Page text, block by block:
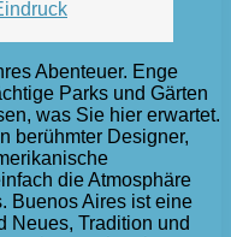
Abenteuer. Enge
Parks und Gärten
was Sie hier erwartet.
berühmter Designer,
die Atmosphäre
Buenos Aires ist eine
Neues, Tradition und